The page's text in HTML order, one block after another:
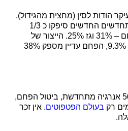
החשמל גדל ב 3.7% בעיקר הודות לסין (מחצית מהגידול),
הודו וארה"ב. באחוזים – המתחדשים החדשים סיפקו כ 1/3
מהגידול בייצור, ואחריהם פחם – 31% וגז 25%. הייצור של
ה"מתחדשים" גדל מ 8.4% ל 9.3%, הפחם עדיין מספק 38%
הסכמי פאריס, יעדים של 50% אנרגיה מתחדשת, ביטול הפחם,
רק בעולם הפטפוטים. אין זכר